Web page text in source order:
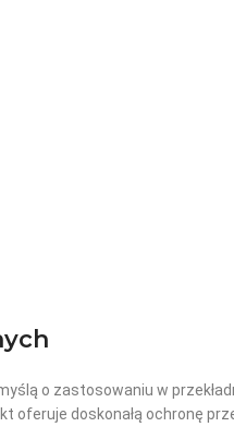
o zastosowaniu w
oferuje doskonałą ochronę